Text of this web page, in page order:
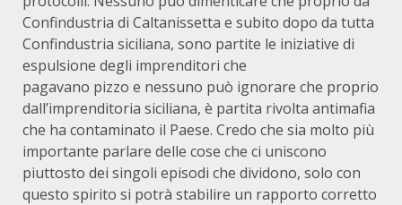
Confindustria di Caltanissetta e subito dopo da tutta
Confindustria siciliana, sono partite le iniziative di
espulsione degli imprenditori che
pagavano pizzo e nessuno può ignorare che proprio
dall’imprenditoria siciliana, è partita rivolta antimafia
che ha contaminato il Paese. Credo che sia molto più
importante parlare delle cose che ci uniscono
piuttosto dei singoli episodi che dividono, solo con
questo spirito si potrà stabilire un rapporto corretto